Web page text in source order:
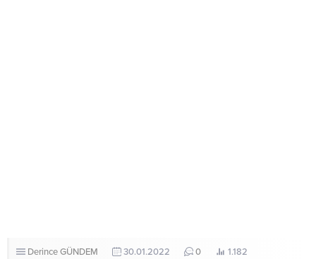
DerinceGÜNDEM 30.01.2022 0 1.182